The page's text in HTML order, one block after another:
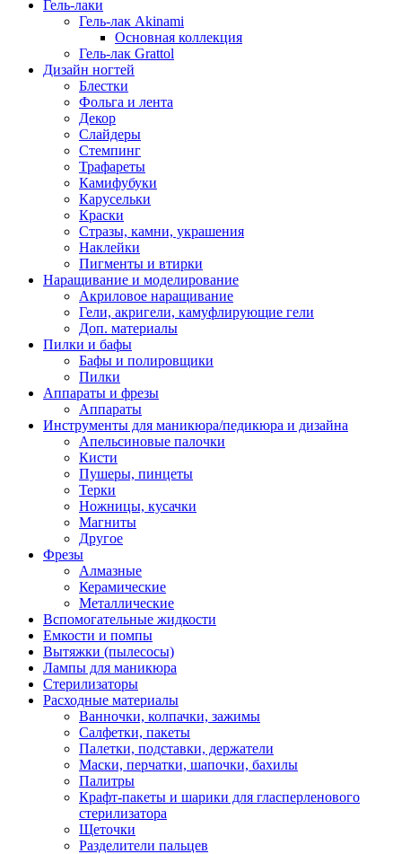
Гель-лаки
Гель-лак Akinami
Основная коллекция
Гель-лак Grattol
Дизайн ногтей
Блестки
Фольга и лента
Декор
Слайдеры
Стемпинг
Трафареты
Камифубуки
Карусельки
Краски
Стразы, камни, украшения
Наклейки
Пигменты и втирки
Наращивание и моделирование
Акриловое наращивание
Гели, акригели, камуфлирующие гели
Доп. материалы
Пилки и бафы
Бафы и полировщики
Пилки
Аппараты и фрезы
Аппараты
Инструменты для маникюра/педикюра и дизайна
Апельсиновые палочки
Кисти
Пушеры, пинцеты
Терки
Ножницы, кусачки
Магниты
Другое
Фрезы
Алмазные
Керамические
Металлические
Вспомогательные жидкости
Емкости и помпы
Вытяжки (пылесосы)
Лампы для маникюра
Стерилизаторы
Расходные материалы
Ванночки, колпачки, зажимы
Салфетки, пакеты
Палетки, подставки, держатели
Маски, перчатки, шапочки, бахилы
Палитры
Крафт-пакеты и шарики для гласперленового
стерилизатора
Щеточки
Разделители пальцев